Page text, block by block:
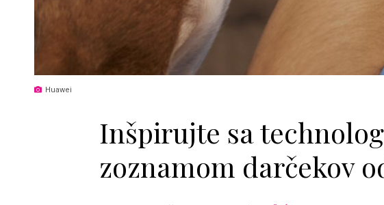
Huawei
Inšpirujte sa
zoznamom darčekov